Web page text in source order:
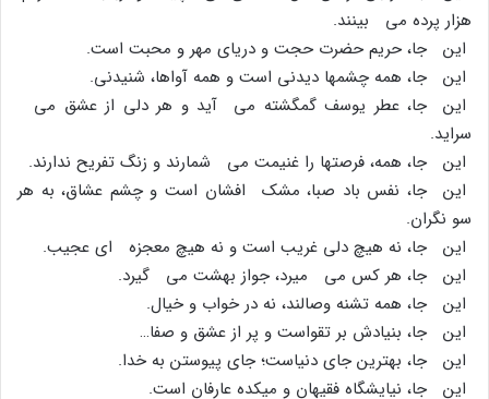
هزار پرده مى بینند.
این جا، حریم حضرت حجت و دریاى مهر و محبت است.
این جا، همه چشمها دیدنى است و همه آواها، شنیدنى.
این جا، عطر یوسف گمگشته مى آید و هر دلى از عشق مى
سراید.
این جا، همه، فرصتها را غنیمت مى شمارند و زنگ تفریح ندارند.
این جا، نفس باد صبا، مشک افشان است و چشم عشاق، به هر
سو نگران.
این جا، نه هیچ دلى غریب است و نه هیچ معجزه اى عجیب.
این جا، هر کس مى میرد، جواز بهشت مى گیرد.
این جا، همه تشنه وصالند، نه در خواب و خیال.
این جا، بنیادش بر تقواست و پر از عشق و صفا…
این جا، بهترین جاى دنیاست؛ جاى پیوستن به خدا.
این جا، نیایشگاه فقیهان و میکده عارفان است.